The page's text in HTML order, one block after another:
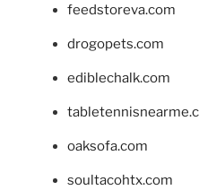
feedstoreva.com
drogopets.com
ediblechalk.com
oaksofa.com
soultacohtx.com